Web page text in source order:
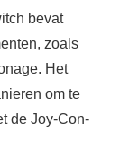
bevat
zoals
Het
om te
de Joy-Con-